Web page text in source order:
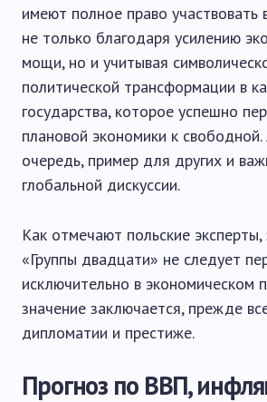
имеют полное право
не только благодаря усилению
мощи, но и учитывая
политической трансформации в
государства, которое успешно
плановой экономики к
очередь, пример для других и
глобальной дискуссии.
Как отмечают польские эксперты,
«Группы двадцати» не следует
исключительно в экономическом
значение заключается, прежде
дипломатии и престиже.
Прогноз по ВВП,